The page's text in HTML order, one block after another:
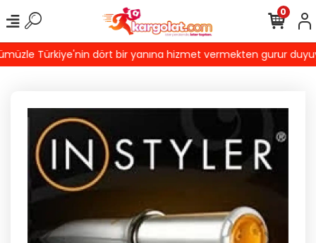
Türkiye'nin dört bir yanına hizmet vermekten gurur
0